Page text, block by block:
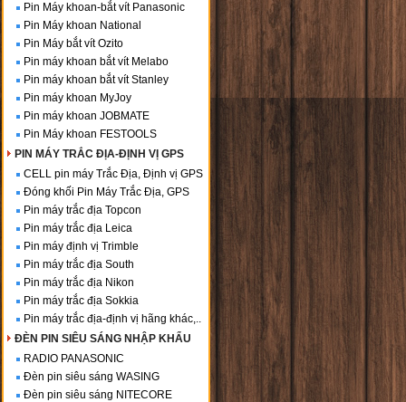
Pin Máy khoan-bắt vít Panasonic
Pin Máy khoan National
Pin Máy bắt vít Ozito
Pin máy khoan bắt vít Melabo
Pin máy khoan bắt vít Stanley
Pin máy khoan MyJoy
Pin máy khoan JOBMATE
Pin Máy khoan FESTOOLS
PIN MÁY TRẮC ĐỊA-ĐỊNH VỊ GPS
CELL pin máy Trắc Địa, Định vị GPS
Đóng khối Pin Máy Trắc Địa, GPS
Pin máy trắc địa Topcon
Pin máy trắc địa Leica
Pin máy định vị Trimble
Pin máy trắc địa South
Pin máy trắc địa Nikon
Pin máy trắc địa Sokkia
Pin máy trắc địa-định vị hãng khác,..
ĐÈN PIN SIÊU SÁNG NHẬP KHẨU
RADIO PANASONIC
Đèn pin siêu sáng WASING
Đèn pin siêu sáng NITECORE